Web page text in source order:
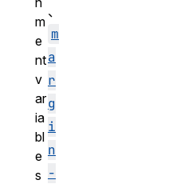
、
m
a
r
g
i
n
-
m
e
nt
v
ar
ia
bl
e
s